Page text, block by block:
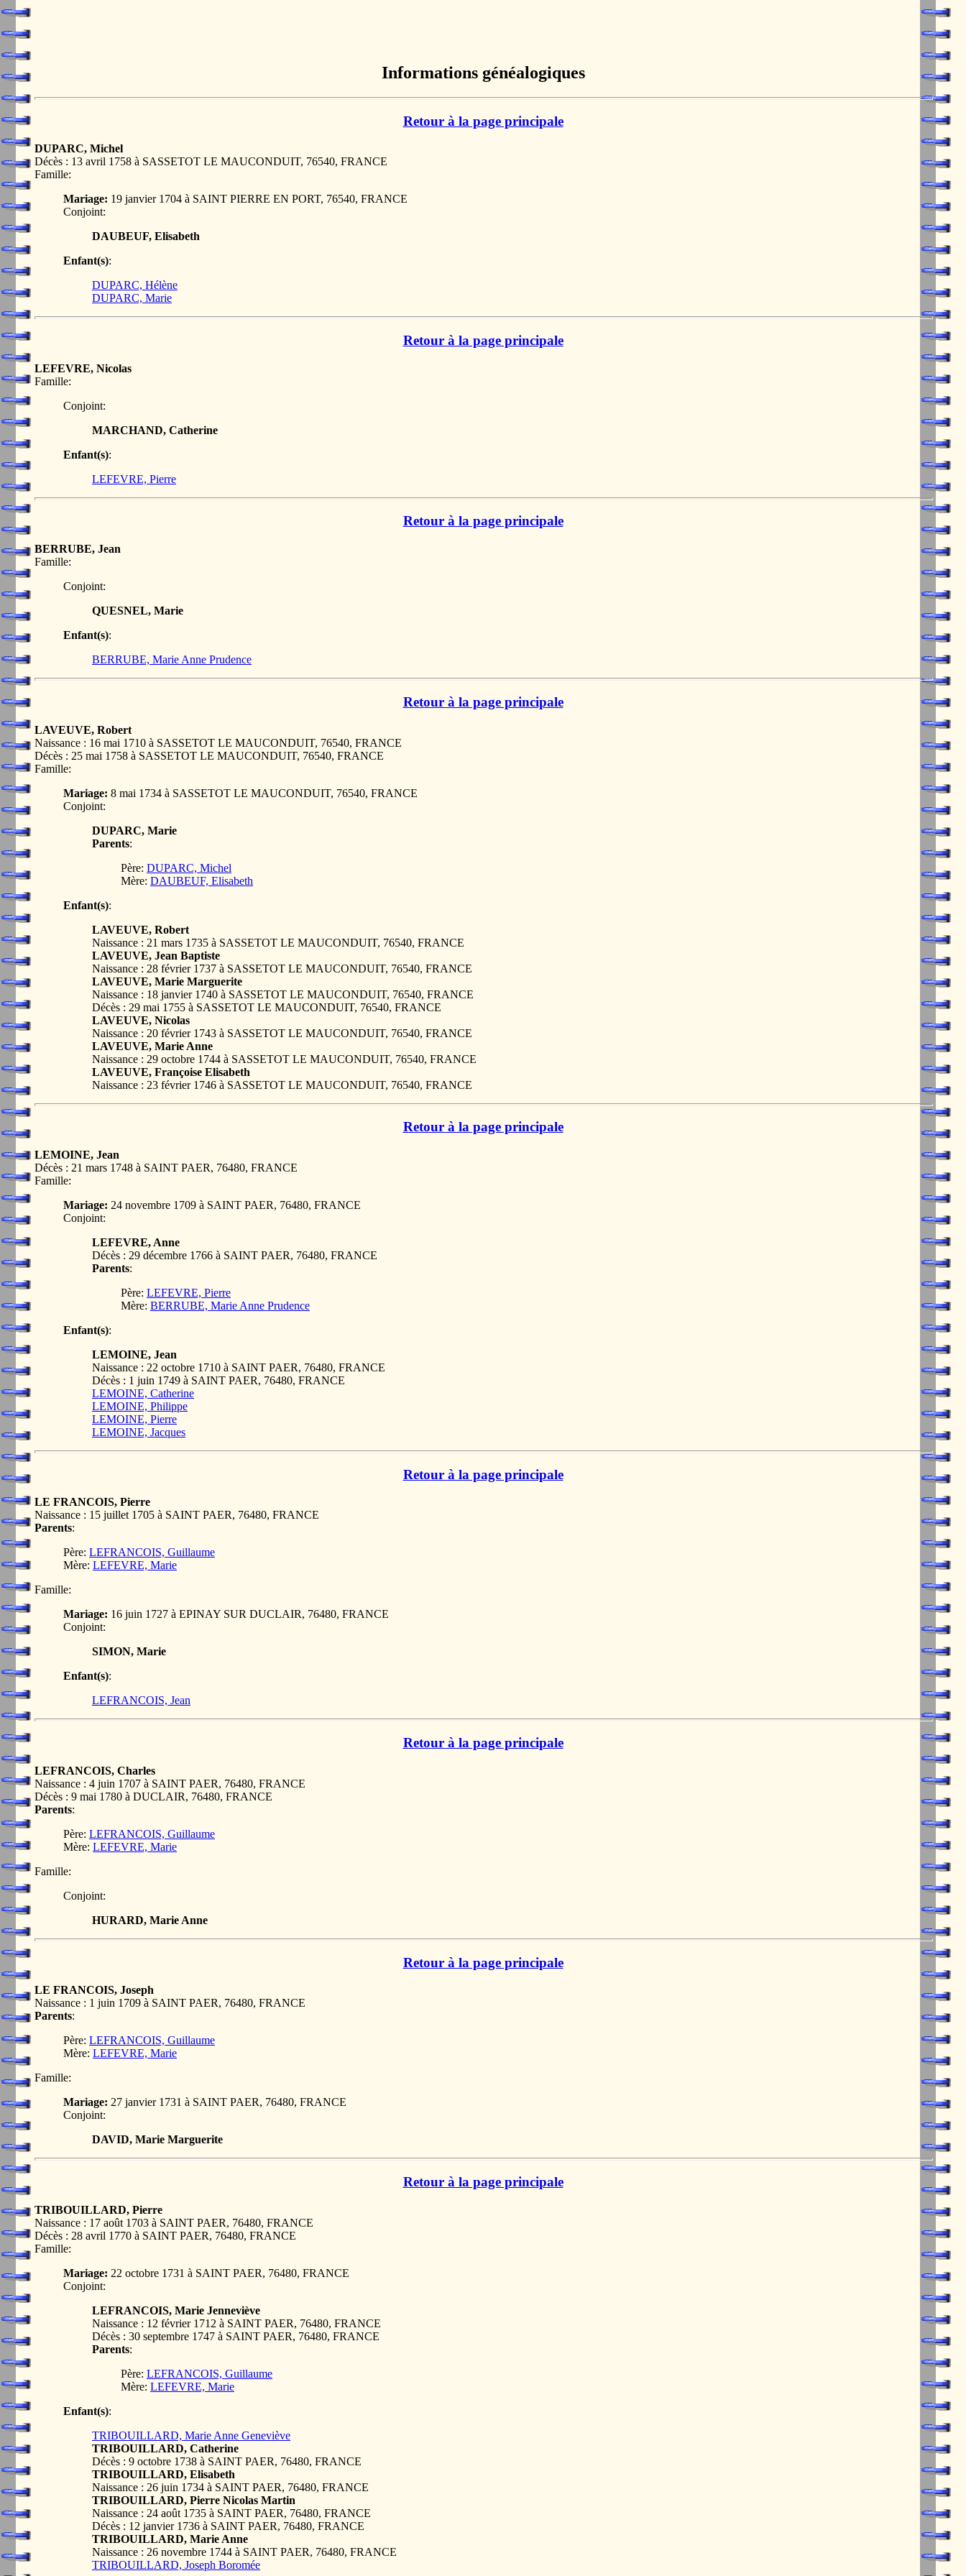
Informations généalogiques
Retour à la page principale
DUPARC, Michel
Décès : 13 avril 1758 à SASSETOT LE MAUCONDUIT, 76540, FRANCE
Famille:
Mariage: 19 janvier 1704 à SAINT PIERRE EN PORT, 76540, FRANCE
Conjoint:
DAUBEUF, Elisabeth
Enfant(s):
DUPARC, Hélène
DUPARC, Marie
Retour à la page principale
LEFEVRE, Nicolas
Famille:
Conjoint:
MARCHAND, Catherine
Enfant(s):
LEFEVRE, Pierre
Retour à la page principale
BERRUBE, Jean
Famille:
Conjoint:
QUESNEL, Marie
Enfant(s):
BERRUBE, Marie Anne Prudence
Retour à la page principale
LAVEUVE, Robert
Naissance : 16 mai 1710 à SASSETOT LE MAUCONDUIT, 76540, FRANCE
Décès : 25 mai 1758 à SASSETOT LE MAUCONDUIT, 76540, FRANCE
Famille:
Mariage: 8 mai 1734 à SASSETOT LE MAUCONDUIT, 76540, FRANCE
Conjoint:
DUPARC, Marie
Parents:
Père: DUPARC, Michel
Mère: DAUBEUF, Elisabeth
Enfant(s):
LAVEUVE, Robert
Naissance : 21 mars 1735 à SASSETOT LE MAUCONDUIT, 76540, FRANCE
LAVEUVE, Jean Baptiste
Naissance : 28 février 1737 à SASSETOT LE MAUCONDUIT, 76540, FRANCE
LAVEUVE, Marie Marguerite
Naissance : 18 janvier 1740 à SASSETOT LE MAUCONDUIT, 76540, FRANCE
Décès : 29 mai 1755 à SASSETOT LE MAUCONDUIT, 76540, FRANCE
LAVEUVE, Nicolas
Naissance : 20 février 1743 à SASSETOT LE MAUCONDUIT, 76540, FRANCE
LAVEUVE, Marie Anne
Naissance : 29 octobre 1744 à SASSETOT LE MAUCONDUIT, 76540, FRANCE
LAVEUVE, Françoise Elisabeth
Naissance : 23 février 1746 à SASSETOT LE MAUCONDUIT, 76540, FRANCE
Retour à la page principale
LEMOINE, Jean
Décès : 21 mars 1748 à SAINT PAER, 76480, FRANCE
Famille:
Mariage: 24 novembre 1709 à SAINT PAER, 76480, FRANCE
Conjoint:
LEFEVRE, Anne
Décès : 29 décembre 1766 à SAINT PAER, 76480, FRANCE
Parents:
Père: LEFEVRE, Pierre
Mère: BERRUBE, Marie Anne Prudence
Enfant(s):
LEMOINE, Jean
Naissance : 22 octobre 1710 à SAINT PAER, 76480, FRANCE
Décès : 1 juin 1749 à SAINT PAER, 76480, FRANCE
LEMOINE, Catherine
LEMOINE, Philippe
LEMOINE, Pierre
LEMOINE, Jacques
Retour à la page principale
LE FRANCOIS, Pierre
Naissance : 15 juillet 1705 à SAINT PAER, 76480, FRANCE
Parents:
Père: LEFRANCOIS, Guillaume
Mère: LEFEVRE, Marie
Famille:
Mariage: 16 juin 1727 à EPINAY SUR DUCLAIR, 76480, FRANCE
Conjoint:
SIMON, Marie
Enfant(s):
LEFRANCOIS, Jean
Retour à la page principale
LEFRANCOIS, Charles
Naissance : 4 juin 1707 à SAINT PAER, 76480, FRANCE
Décès : 9 mai 1780 à DUCLAIR, 76480, FRANCE
Parents:
Père: LEFRANCOIS, Guillaume
Mère: LEFEVRE, Marie
Famille:
Conjoint:
HURARD, Marie Anne
Retour à la page principale
LE FRANCOIS, Joseph
Naissance : 1 juin 1709 à SAINT PAER, 76480, FRANCE
Parents:
Père: LEFRANCOIS, Guillaume
Mère: LEFEVRE, Marie
Famille:
Mariage: 27 janvier 1731 à SAINT PAER, 76480, FRANCE
Conjoint:
DAVID, Marie Marguerite
Retour à la page principale
TRIBOUILLARD, Pierre
Naissance : 17 août 1703 à SAINT PAER, 76480, FRANCE
Décès : 28 avril 1770 à SAINT PAER, 76480, FRANCE
Famille:
Mariage: 22 octobre 1731 à SAINT PAER, 76480, FRANCE
Conjoint:
LEFRANCOIS, Marie Jenneviève
Naissance : 12 février 1712 à SAINT PAER, 76480, FRANCE
Décès : 30 septembre 1747 à SAINT PAER, 76480, FRANCE
Parents:
Père: LEFRANCOIS, Guillaume
Mère: LEFEVRE, Marie
Enfant(s):
TRIBOUILLARD, Marie Anne Geneviève
TRIBOUILLARD, Catherine
Décès : 9 octobre 1738 à SAINT PAER, 76480, FRANCE
TRIBOUILLARD, Elisabeth
Naissance : 26 juin 1734 à SAINT PAER, 76480, FRANCE
TRIBOUILLARD, Pierre Nicolas Martin
Naissance : 24 août 1735 à SAINT PAER, 76480, FRANCE
Décès : 12 janvier 1736 à SAINT PAER, 76480, FRANCE
TRIBOUILLARD, Marie Anne
Naissance : 26 novembre 1744 à SAINT PAER, 76480, FRANCE
TRIBOUILLARD, Joseph Boromée